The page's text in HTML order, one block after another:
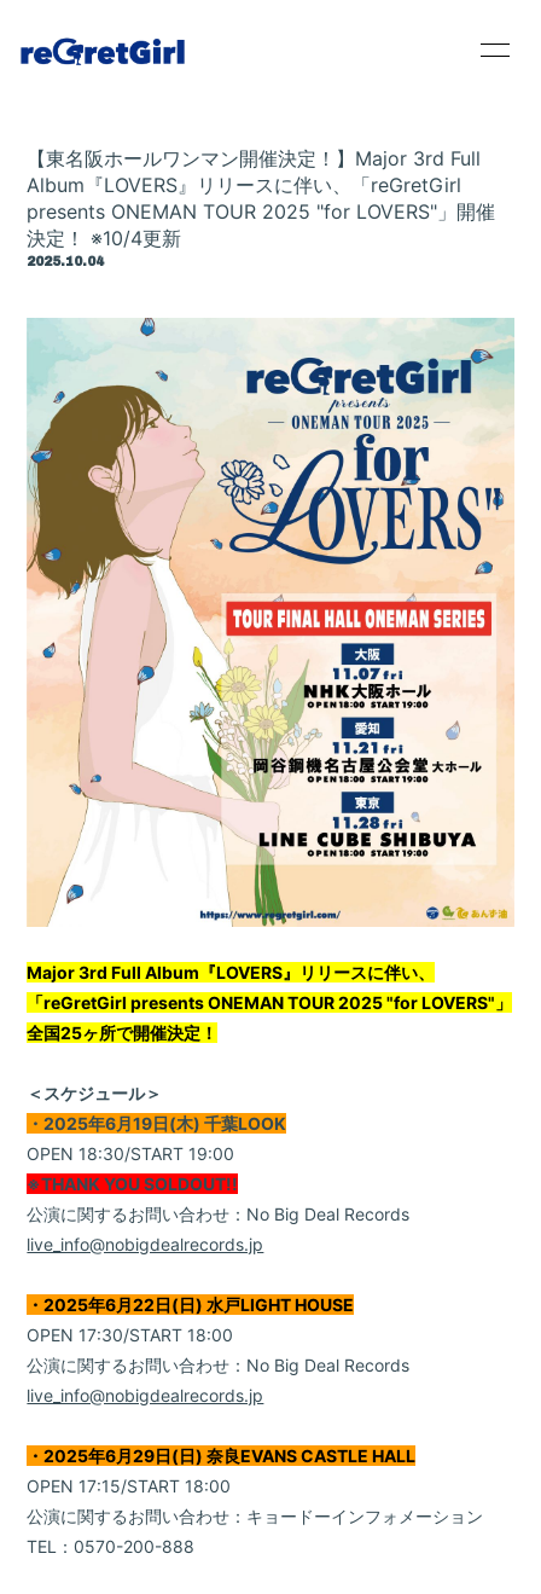
Live / Schedule
Bio
Disc
【東名阪ホールワンマン開催決定！】Major 3rd Full
Album『LOVERS』リリースに伴い、「reGretGirl
presents ONEMAN TOUR 2025 "for LOVERS"」開催
決定！ ※10/4更新
2025.10.04
Major 3rd Full Album『LOVERS』リリースに伴い、
「reGretGirl presents ONEMAN TOUR 2025 "for LOVERS" 」
全国25ヶ所で開催決定！
＜スケジュール＞
・2025年6月19日(木) 千葉LOOK
OPEN 18:30/START 19:00
※THANK YOU SOLDOUT!!
公演に関するお問い合わせ：No Big Deal Records
live_info@nobigdealrecords.jp
・2025年6月22日(日) 水戸LIGHT HOUSE
OPEN 17:30/START 18:00
公演に関するお問い合わせ：No Big Deal Records
live_info@nobigdealrecords.jp
・2025年6月29日(日) 奈良EVANS CASTLE HALL
OPEN 17:15/START 18:00
公演に関するお問い合わせ：キョードーインフォメーション
TEL：0570-200-888